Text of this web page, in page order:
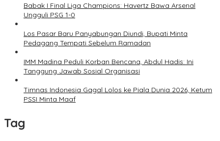
Babak I Final Liga Champions: Havertz Bawa Arsenal
Ungguli PSG 1-0
Los Pasar Baru Panyabungan Diundi, Bupati Minta
Pedagang Tempati Sebelum Ramadan
IMM Madina Peduli Korban Bencana, Abdul Hadis: Ini
Tanggung Jawab Sosial Organisasi
Timnas Indonesia Gagal Lolos ke Piala Dunia 2026, Ketum
PSSI Minta Maaf
Tag